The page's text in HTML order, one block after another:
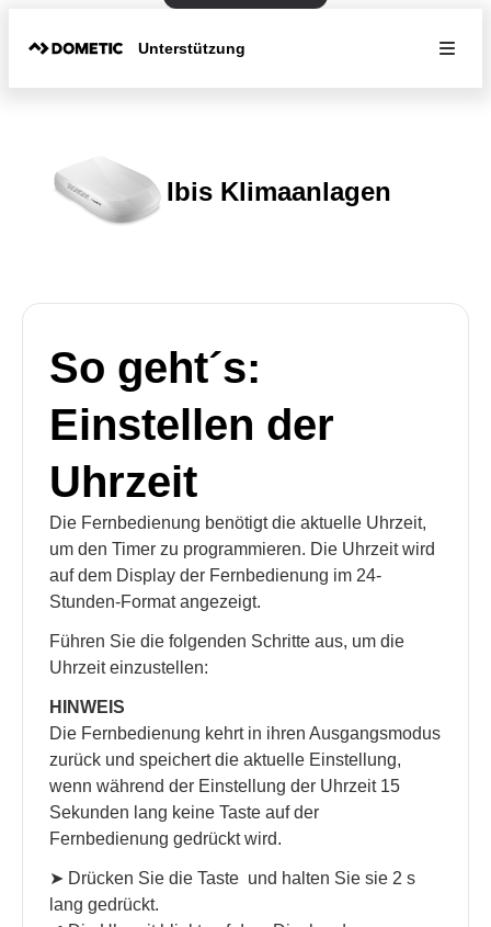
Unterstützung
Ibis Klimaanlagen
So geht´s:
Einstellen der
Uhrzeit
Die Fernbedienung benötigt die aktuelle Uhrzeit,
um den Timer zu programmieren. Die Uhrzeit wird
auf dem Display der Fernbedienung im 24-
Stunden-Format angezeigt.
Führen Sie die folgenden Schritte aus, um die
Uhrzeit einzustellen:
HINWEIS
Die Fernbedienung kehrt in ihren Ausgangsmodus
zurück und speichert die aktuelle Einstellung,
wenn während der Einstellung der Uhrzeit 15
Sekunden lang keine Taste auf der
Fernbedienung gedrückt wird.
➤ Drücken Sie die Taste und halten Sie sie 2 s
lang gedrückt.